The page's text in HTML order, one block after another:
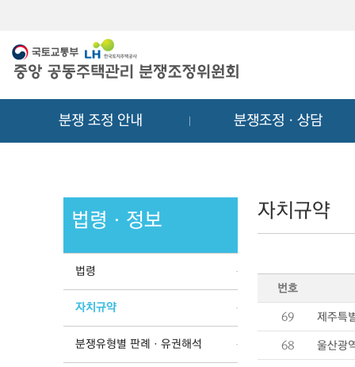
분쟁 조정 안내 분쟁조정ㆍ상담
법령ㆍ정보
법령
자치규약
분쟁유형별 판례ㆍ유권해석
자치규약
번호
69 제주특
68 울산광